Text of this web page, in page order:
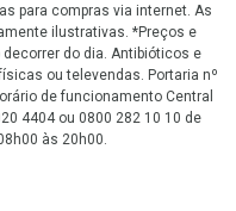
para compras via internet. As
ilustrativas. *Preços e
do dia. Antibióticos e
ou televendas. Portaria nº
de funcionamento Central
4404 ou 0800 282 10 10 de
às 20h00.